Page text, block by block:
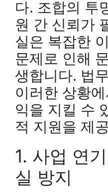
다. 조합의 투
원 간 신뢰가
실은 복잡한
문제로 인해
생합니다. 법
이러한 상황
익을 지킬 수
적 지원을 제
1. 사업 연
실 방지